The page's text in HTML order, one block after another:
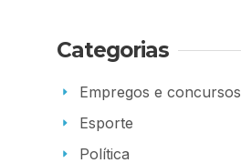
Categorias
Empregos e concursos
Esporte
Política